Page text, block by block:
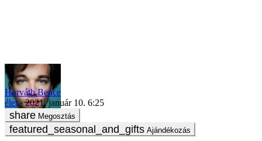
Horváth Bence
élet
2021. január 10. 6:25
Megosztás
Ajándékozás